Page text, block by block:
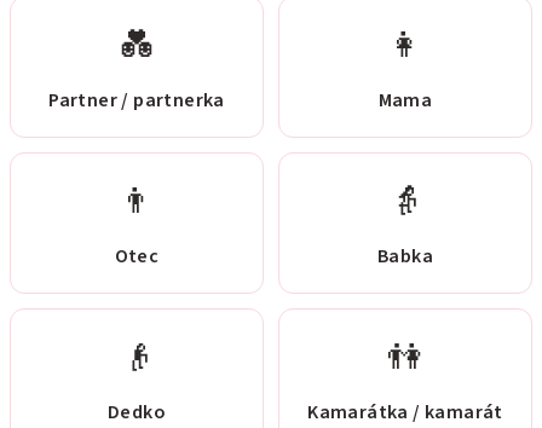
💑
Partner / partnerka
👩
Mama
👨
Otec
👵
Babka
👴
Dedko
👫
Kamarátka / kamarát